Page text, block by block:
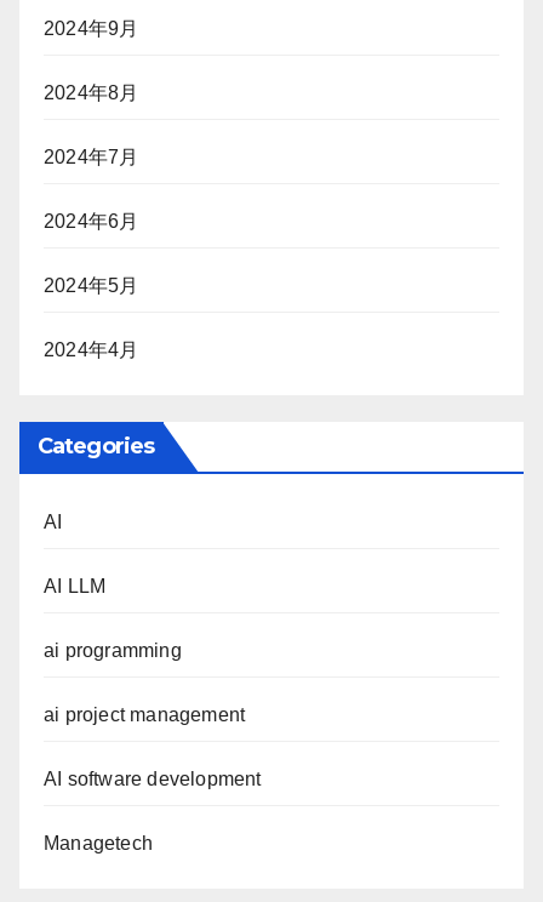
2024年9月
2024年8月
2024年7月
2024年6月
2024年5月
2024年4月
Categories
AI
AI LLM
ai programming
ai project management
AI software development
Managetech